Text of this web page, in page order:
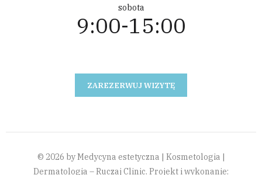
sobota
9:00-15:00
ZAREZERWUJ WIZYTĘ
© 2026 by Medycyna estetyczna | Kosmetologia |
Dermatologia – Ruczaj Clinic. Projekt i wykonanie: